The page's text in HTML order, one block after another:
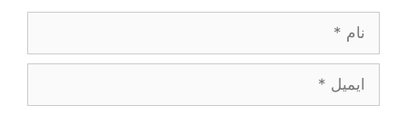
ایمیل